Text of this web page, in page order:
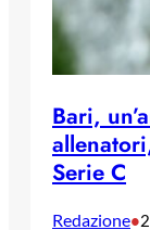
Bari,
Serie C
Redazione•